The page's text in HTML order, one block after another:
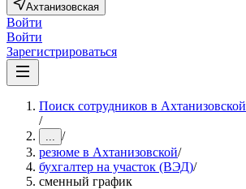
Ахтанизовская
Войти
Войти
Зарегистрироваться
Поиск сотрудников в Ахтанизовской
/
... /
резюме в Ахтанизовской/
бухгалтер на участок (ВЭД)/
сменный график